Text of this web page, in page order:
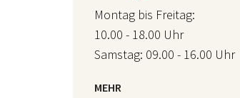
Montag bis Freitag:
10.00 - 18.00 Uhr
Samstag: 09.00 - 16.00 Uhr
MEHR